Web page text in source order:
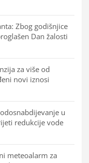
Zbog godišnjice
Dan žalosti
za više od
novi iznosi
u
redukcije vode
meteoalarm za